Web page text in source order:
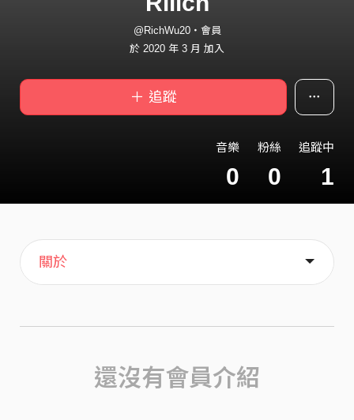
@RichWu20・會員
於 2020 年 3 月 加入
＋ 追蹤
音樂
0
粉絲
0
追蹤中
1
主頁
歌單
喜歡
關於
還沒有會員介紹